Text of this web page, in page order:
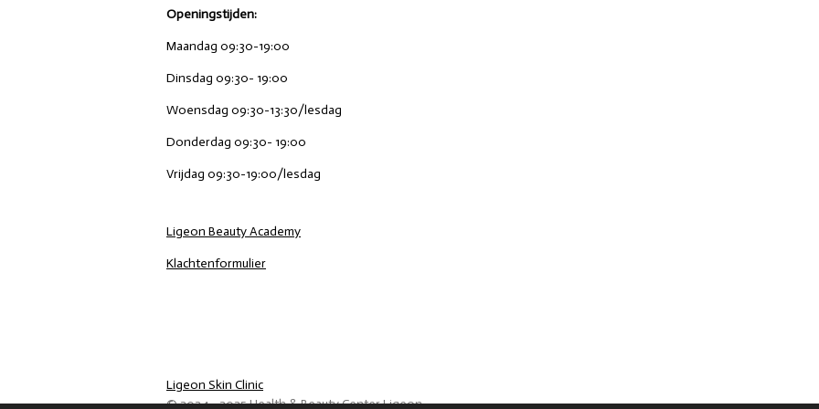
Openingstijden:
Maandag 09:30-19:00
Dinsdag 09:30- 19:00
Woensdag 09:30-13:30/lesdag
Donderdag 09:30- 19:00
Vrijdag 09:30-19:00/lesdag
Ligeon Beauty Academy
Klachtenformulier
Ligeon Skin Clinic
© 2024 - 2025 Health & Beauty Center Ligeon